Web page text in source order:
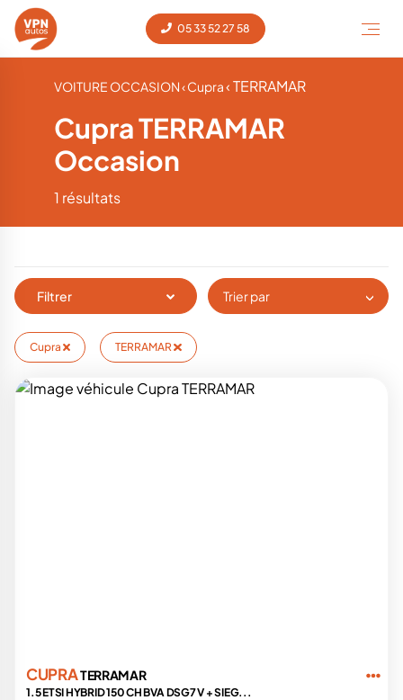
05 33 52 27 58
VOITURE OCCASION‹ Cupra‹ TERRAMAR
Cupra TERRAMAR
Occasion
1 résultats
Filtrer Trier par
Cupra TERRAMAR
CUPRATERRAMAR
1.5 ETSI HYBRID 150 CH BVA DSG7 V + SIEG...